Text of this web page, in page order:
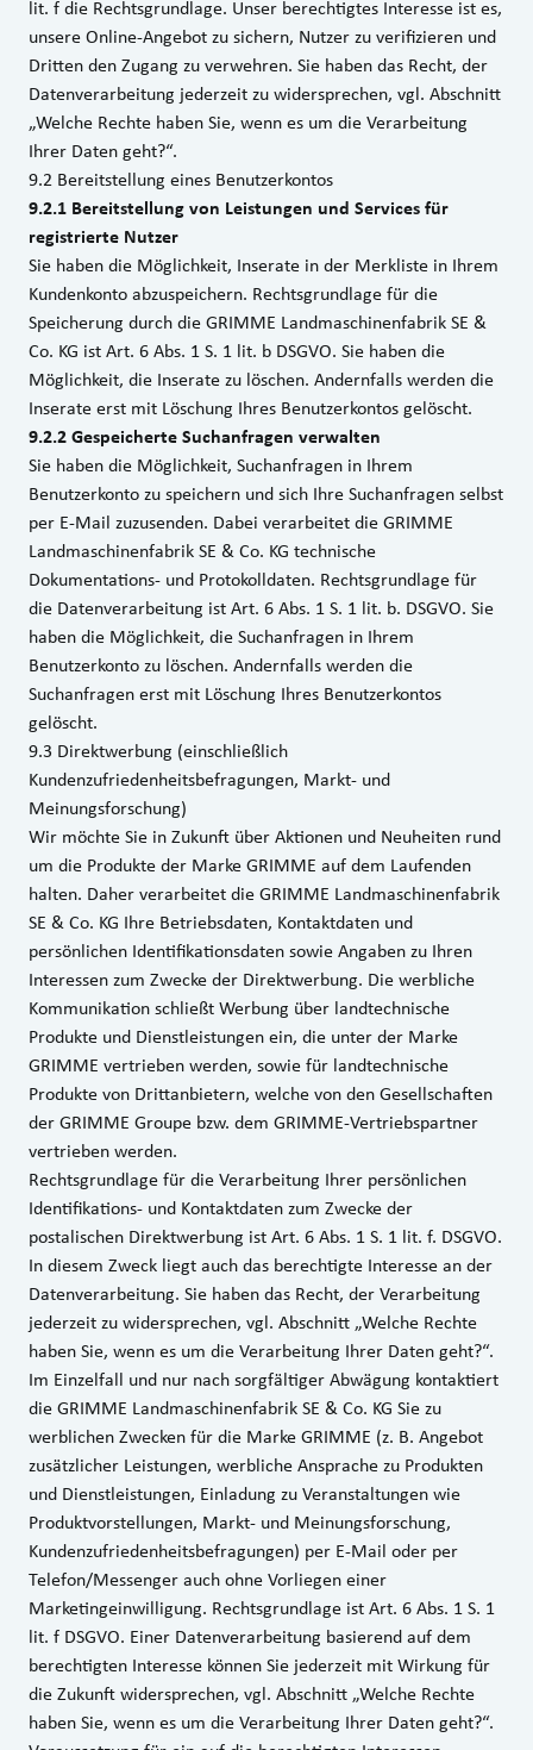
lit. f die Rechtsgrundlage. Unser berechtigtes Interesse ist es,
unsere Online-Angebot zu sichern, Nutzer zu verifizieren und
Dritten den Zugang zu verwehren. Sie haben das Recht, der
Datenverarbeitung jederzeit zu widersprechen, vgl. Abschnitt
„Welche Rechte haben Sie, wenn es um die Verarbeitung
Ihrer Daten geht?“.
9.2 Bereitstellung eines Benutzerkontos
9.2.1 Bereitstellung von Leistungen und Services für
registrierte Nutzer
Sie haben die Möglichkeit, Inserate in der Merkliste in Ihrem
Kundenkonto abzuspeichern. Rechtsgrundlage für die
Speicherung durch die GRIMME Landmaschinenfabrik SE &
Co. KG ist Art. 6 Abs. 1 S. 1 lit. b DSGVO. Sie haben die
Möglichkeit, die Inserate zu löschen. Andernfalls werden die
Inserate erst mit Löschung Ihres Benutzerkontos gelöscht.
9.2.2 Gespeicherte Suchanfragen verwalten
Sie haben die Möglichkeit, Suchanfragen in Ihrem
Benutzerkonto zu speichern und sich Ihre Suchanfragen selbst
per E-Mail zuzusenden. Dabei verarbeitet die GRIMME
Landmaschinenfabrik SE & Co. KG technische
Dokumentations- und Protokolldaten. Rechtsgrundlage für
die Datenverarbeitung ist Art. 6 Abs. 1 S. 1 lit. b. DSGVO. Sie
haben die Möglichkeit, die Suchanfragen in Ihrem
Benutzerkonto zu löschen. Andernfalls werden die
Suchanfragen erst mit Löschung Ihres Benutzerkontos
gelöscht.
9.3 Direktwerbung (einschließlich
Kundenzufriedenheitsbefragungen, Markt- und
Meinungsforschung)
Wir möchte Sie in Zukunft über Aktionen und Neuheiten rund
um die Produkte der Marke GRIMME auf dem Laufenden
halten. Daher verarbeitet die GRIMME Landmaschinenfabrik
SE & Co. KG Ihre Betriebsdaten, Kontaktdaten und
persönlichen Identifikationsdaten sowie Angaben zu Ihren
Interessen zum Zwecke der Direktwerbung. Die werbliche
Kommunikation schließt Werbung über landtechnische
Produkte und Dienstleistungen ein, die unter der Marke
GRIMME vertrieben werden, sowie für landtechnische
Produkte von Drittanbietern, welche von den Gesellschaften
der GRIMME Groupe bzw. dem GRIMME-Vertriebspartner
vertrieben werden.
Rechtsgrundlage für die Verarbeitung Ihrer persönlichen
Identifikations- und Kontaktdaten zum Zwecke der
postalischen Direktwerbung ist Art. 6 Abs. 1 S. 1 lit. f. DSGVO.
In diesem Zweck liegt auch das berechtigte Interesse an der
Datenverarbeitung. Sie haben das Recht, der Verarbeitung
jederzeit zu widersprechen, vgl. Abschnitt „Welche Rechte
haben Sie, wenn es um die Verarbeitung Ihrer Daten geht?“.
Im Einzelfall und nur nach sorgfältiger Abwägung kontaktiert
die GRIMME Landmaschinenfabrik SE & Co. KG Sie zu
werblichen Zwecken für die Marke GRIMME (z. B. Angebot
zusätzlicher Leistungen, werbliche Ansprache zu Produkten
und Dienstleistungen, Einladung zu Veranstaltungen wie
Produktvorstellungen, Markt- und Meinungsforschung,
Kundenzufriedenheitsbefragungen) per E-Mail oder per
Telefon/Messenger auch ohne Vorliegen einer
Marketingeinwilligung. Rechtsgrundlage ist Art. 6 Abs. 1 S. 1
lit. f DSGVO. Einer Datenverarbeitung basierend auf dem
berechtigten Interesse können Sie jederzeit mit Wirkung für
die Zukunft widersprechen, vgl. Abschnitt „Welche Rechte
haben Sie, wenn es um die Verarbeitung Ihrer Daten geht?“.